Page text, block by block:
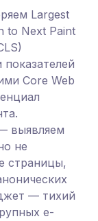
Largest
to Next Paint
Core Web
выявляем
не
страницы,
— тихий
e-